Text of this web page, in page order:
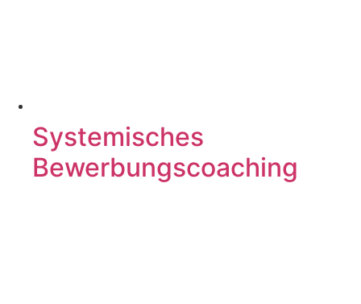
Systemisches
Bewerbungscoaching